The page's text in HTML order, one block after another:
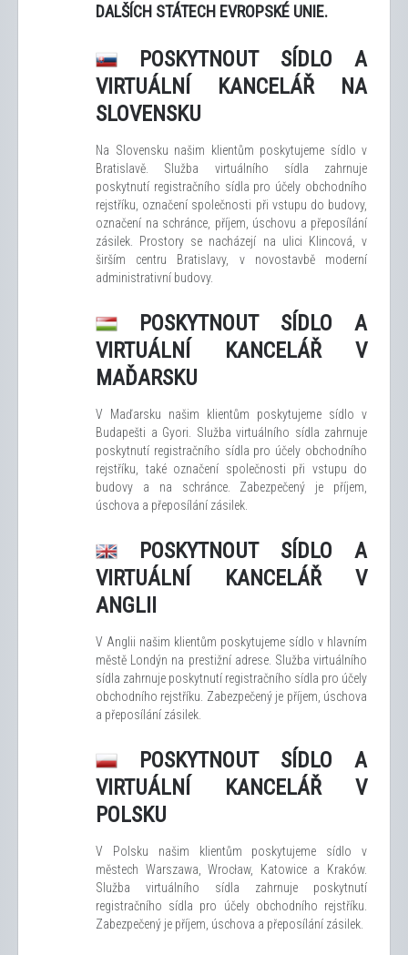
DALŠÍCH STÁTECH EVROPSKÉ UNIE.
POSKYTNOUT SÍDLO A
VIRTUÁLNÍ KANCELÁŘ NA
SLOVENSKU
Na Slovensku našim klientům poskytujeme sídlo v
Bratislavě. Služba virtuálního sídla zahrnuje
poskytnutí registračního sídla pro účely obchodního
rejstříku, označení společnosti při vstupu do budovy,
označení na schránce, příjem, úschovu a přeposílání
zásilek. Prostory se nacházejí na ulici Klincová, v
širším centru Bratislavy, v novostavbě moderní
administrativní budovy.
POSKYTNOUT SÍDLO A
VIRTUÁLNÍ KANCELÁŘ V
MAĎARSKU
V Maďarsku našim klientům poskytujeme sídlo v
Budapešti a Gyori. Služba virtuálního sídla zahrnuje
poskytnutí registračního sídla pro účely obchodního
rejstříku, také označení společnosti při vstupu do
budovy a na schránce. Zabezpečený je příjem,
úschova a přeposílání zásilek.
POSKYTNOUT SÍDLO A
VIRTUÁLNÍ KANCELÁŘ V
ANGLII
V Anglii našim klientům poskytujeme sídlo v hlavním
městě Londýn na prestižní adrese. Služba virtuálního
sídla zahrnuje poskytnutí registračního sídla pro účely
obchodního rejstříku. Zabezpečený je příjem, úschova
a přeposílání zásilek.
POSKYTNOUT SÍDLO A
VIRTUÁLNÍ KANCELÁŘ V
POLSKU
V Polsku našim klientům poskytujeme sídlo v
městech Warszawa, Wrocław, Katowice a Kraków.
Služba virtuálního sídla zahrnuje poskytnutí
registračního sídla pro účely obchodního rejstříku.
Zabezpečený je příjem, úschova a přeposílání zásilek.